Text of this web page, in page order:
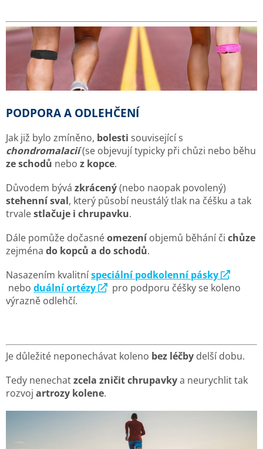
PODPORA A ODLEHČENÍ
Jak již bylo zmíněno, bolesti související s
chondromalacií(se objevují typicky při chůzi nebo běhu
ze schodů nebo z kopce.
Důvodem bývá zkrácený(nebo naopak povolený)
stehenní sval, který působí neustálý tlak na čéšku a tak
trvalestlačuje i chrupavku.
Dále pomůže dočasnéomezeníobjemů běhání či chůze
zejména do kopců a do schodů.
Nasazením kvalitníspeciální podkolenní pásky
nebo duální ortézy
pro podporu čéšky se koleno
výrazně odlehčí.
Je důležité neponechávat koleno bez léčby delší dobu.
Tedy nenechatzcela zničit chrupavkya neurychlit tak
rozvoj artrozy kolene.